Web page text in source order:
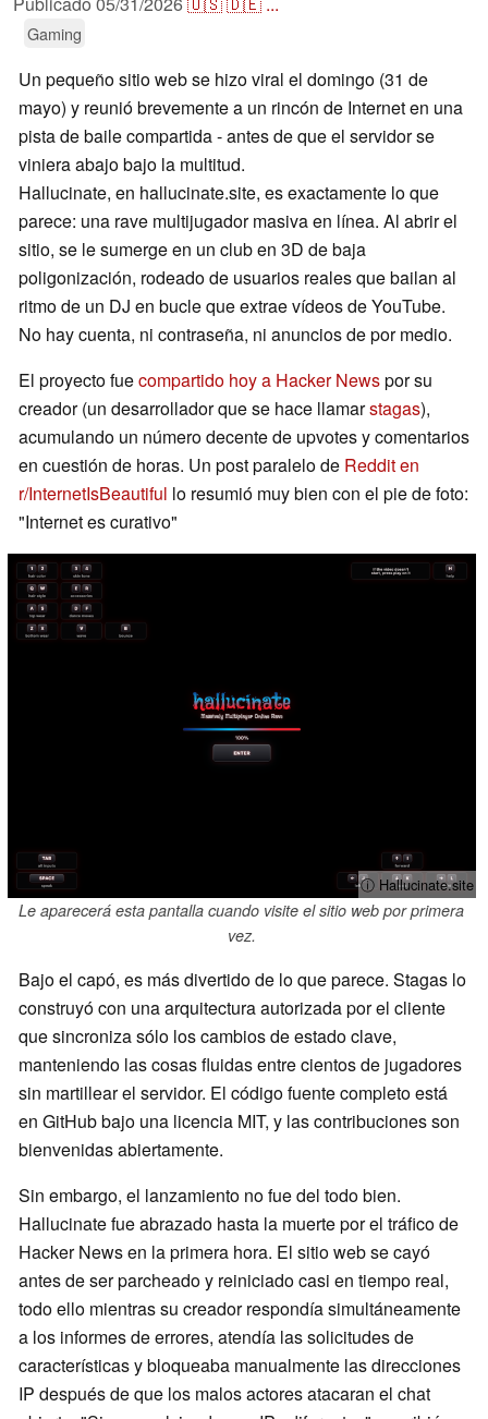
Gaming
Un pequeño sitio web se hizo viral el domingo (31 de
mayo) y reunió brevemente a un rincón de Internet en una
pista de baile compartida - antes de que el servidor se
viniera abajo bajo la multitud.
Hallucinate, en hallucinate.site, es exactamente lo que
parece: una rave multijugador masiva en línea. Al abrir el
sitio, se le sumerge en un club en 3D de baja
poligonización, rodeado de usuarios reales que bailan al
ritmo de un DJ en bucle que extrae vídeos de YouTube.
No hay cuenta, ni contraseña, ni anuncios de por medio.
El proyecto fuecompartido hoy a Hacker Newspor su
creador (un desarrollador que se hace llamarstagas),
acumulando un número decente de upvotes y comentarios
en cuestión de horas. Un post paralelo de Reddit en
r/InternetIsBeautiful lo resumió muy bien con el pie de foto:
"Internet es curativo"
ⓘ Hallucinate.site
Le aparecerá esta pantalla cuando visite el sitio web por primera
vez.
Bajo el capó, es más divertido de lo que parece. Stagas lo
construyó con una arquitectura autorizada por el cliente
que sincroniza sólo los cambios de estado clave,
manteniendo las cosas fluidas entre cientos de jugadores
sin martillear el servidor. El código fuente completo está
en GitHub bajo una licencia MIT, y las contribuciones son
bienvenidas abiertamente.
Sin embargo, el lanzamiento no fue del todo bien.
Hallucinate fue abrazado hasta la muerte por el tráfico de
Hacker News en la primera hora. El sitio web se cayó
antes de ser parcheado y reiniciado casi en tiempo real,
todo ello mientras su creador respondía simultáneamente
a los informes de errores, atendía las solicitudes de
características y bloqueaba manualmente las direcciones
IP después de que los malos actores atacaran el chat